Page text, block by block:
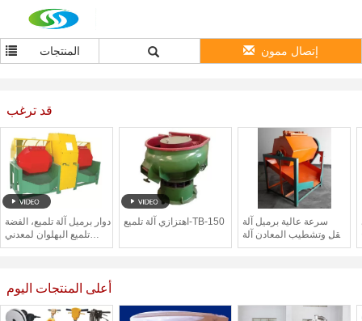
المنتجات إتصال ممون
قد ترغب
دوار برميل آلة تلميع، الفضة
تلميع البهلوان لمعدني
صغير
اهتزازي آلة تلميع-TB-150
سرعة عالية برميل آلة
صقل وتشطيب المعادن آلة
البهلوان
أعلى المنتجات اليوم